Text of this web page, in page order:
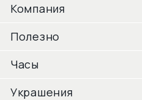
Компания
Полезно
Часы
Украшения